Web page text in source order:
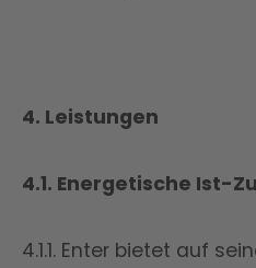
4. Leistungen
4.1. Energetische Ist-
4.1.1. Enter bietet auf